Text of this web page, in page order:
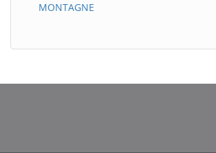
MONTAGNE
BatiWebPro